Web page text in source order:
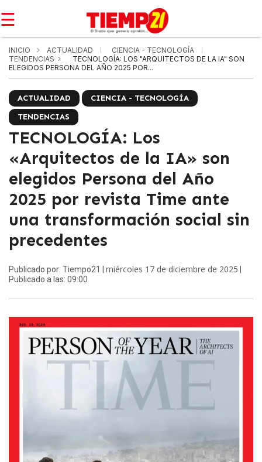
☰
INICIO ACTUALIDAD
CIENCIA - TECNOLOGÍA
TENDENCIAS
TECNOLOGÍA: LOS "ARQUITECTOS DE LA IA" SON
ELEGIDOS PERSONA DEL AÑO 2025 POR...
ACTUALIDAD
CIENCIA - TECNOLOGÍA
TENDENCIAS
TECNOLOGÍA: Los
«Arquitectos de la IA» son
elegidos Persona del Año
2025 por revista Time ante
una transformación social sin
precedentes
Publicado por: Tiempo21 | miércoles 17 de diciembre de 2025
Publicado a las: 09:00